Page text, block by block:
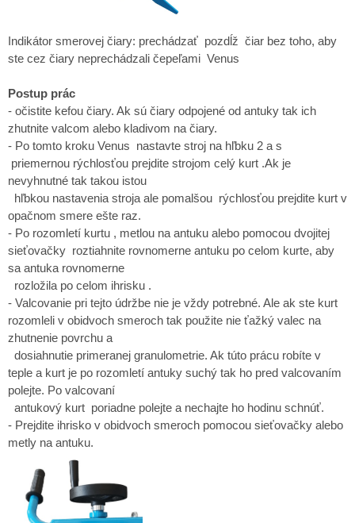
Indikátor smerovej čiary: prechádzať pozdĺž čiar bez toho, aby
ste cez čiary neprechádzali čepeľami Venus
Postup prác
- očistite kefou čiary. Ak sú čiary odpojené od antuky tak ich
zhutnite valcom alebo kladivom na čiary.
- Po tomto kroku Venus nastavte stroj na hľbku 2 a s
priemernou rýchlosťou prejdite strojom celý kurt .Ak je
nevyhnutné tak takou istou
hľbkou nastavenia stroja ale pomalšou rýchlosťou prejdite kurt v
opačnom smere ešte raz.
- Po rozomletí kurtu , metlou na antuku alebo pomocou dvojitej
sieťovačky roztiahnite rovnomerne antuku po celom kurte, aby
sa antuka rovnomerne
rozložila po celom ihrisku .
- Valcovanie pri tejto údržbe nie je vždy potrebné. Ale ak ste kurt
rozomleli v obidvoch smeroch tak použite nie ťažký valec na
zhutnenie povrchu a
dosiahnutie primeranej granulometrie. Ak túto prácu robíte v
teple a kurt je po rozomletí antuky suchý tak ho pred valcovaním
polejte. Po valcovaní
antukový kurt poriadne polejte a nechajte ho hodinu schnúť.
- Prejdite ihrisko v obidvoch smeroch pomocou sieťovačky alebo
metly na antuku.